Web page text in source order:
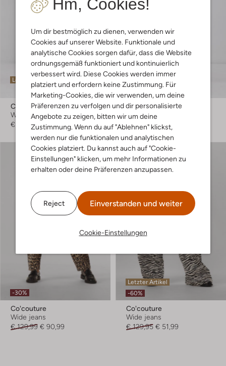
Hm, Cookies!
Um dir bestmöglich zu dienen, verwenden wir
Cookies auf unserer Website. Funktionale und
analytische Cookies sorgen dafür, dass die Website
ordnungsgemäß funktioniert und kontinuierlich
verbessert wird. Diese Cookies werden immer
platziert und erfordern keine Zustimmung. Für
Marketing-Cookies, die wir verwenden, um deine
Präferenzen zu verfolgen und dir personalisierte
Angebote zu zeigen, bitten wir um deine
Zustimmung. Wenn du auf "Ablehnen" klickst,
werden nur die funktionalen und analytischen
Cookies platziert. Du kannst auch auf "Cookie-
Einstellungen" klicken, um mehr Informationen zu
erhalten oder deine Präferenzen anzupassen.
Reject Einverstanden und weiter
Cookie-Einstellungen
Letzte Größen
Co'couture
Wide jeans
€ 139,99
Co'couture
Wide jeans
€ 129,99
-30%
Co'couture
Wide jeans
€ 129,99 € 90,99
Letzter Artikel
-60%
Co'couture
Wide jeans
€ 129,95 € 51,99